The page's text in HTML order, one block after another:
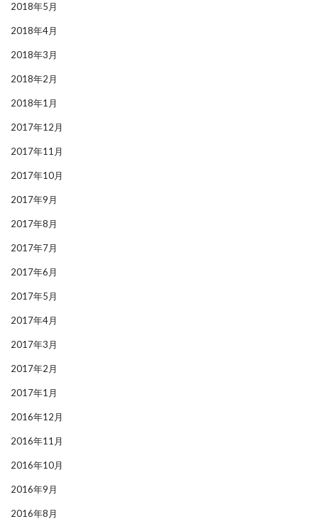
2018年5月
2018年4月
2018年3月
2018年2月
2018年1月
2017年12月
2017年11月
2017年10月
2017年9月
2017年8月
2017年7月
2017年6月
2017年5月
2017年4月
2017年3月
2017年2月
2017年1月
2016年12月
2016年11月
2016年10月
2016年9月
2016年8月